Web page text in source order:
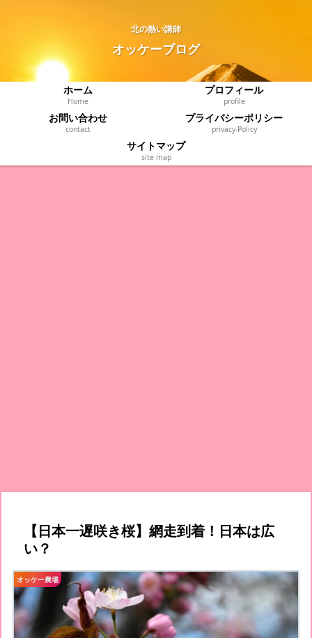
北の熱い講師
オッケーブログ
ホーム
Home
プロフィール
profile
お問い合わせ
contact
プライバシーポリシー
privacy‐Policy
サイトマップ
site map
【日本一遅咲き桜】網走到着！日本は広
い？
オッケー農場